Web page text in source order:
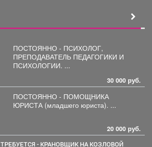
ПОСТОЯННО - ПСИХОЛОГ,
ПРЕПОДАВАТЕЛЬ ПЕДАГОГИКИ И
ПСИХОЛОГИИ. ...
30 000 руб.
ПОСТОЯННО - ПОМОЩНИКА
ЮРИСТА
(младшего юриста). ...
20 000 руб.
ТРЕБУЕТСЯ - КРАНОВЩИК НА КОЗЛОВОЙ